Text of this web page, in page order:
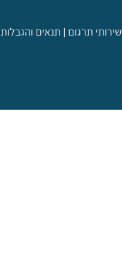
שירותי תרגום | תנאים והגבלות